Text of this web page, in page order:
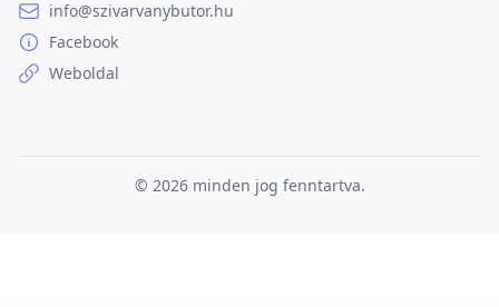
info@szivarvanybutor.hu
Facebook
Weboldal
© 2026 minden jog fenntartva.